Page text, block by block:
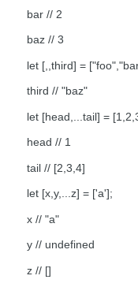
bar // 2
baz // 3
let [,,third] =
third // "baz"
let [head,...tail] =
head // 1
tail // [2,3,4]
let [x,y,...z] = ['a'];
x // "a"
y // undefined
z // []